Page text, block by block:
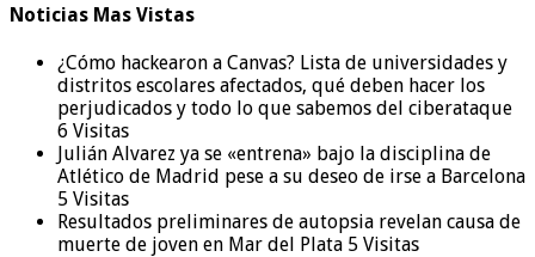
Noticias Mas Vistas
¿Cómo hackearon a Canvas? Lista de universidades y
distritos escolares afectados, qué deben hacer los
perjudicados y todo lo que sabemos del ciberataque
6 Visitas
Julián Alvarez ya se «entrena» bajo la disciplina de
Atlético de Madrid pese a su deseo de irse a Barcelona
5 Visitas
Resultados preliminares de autopsia revelan causa de
muerte de joven en Mar del Plata 5 Visitas